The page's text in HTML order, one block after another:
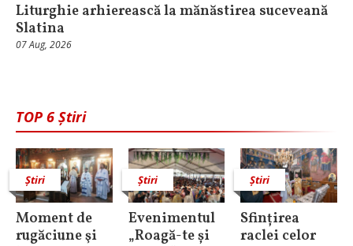
Liturghie arhierească la mănăstirea suceveană
Slatina
07 Aug, 2026
TOP 6 Știri
Știri
Moment de
rugăciune şi
Știri
Evenimentul
„Roagă-te și
Știri
Sfințirea
raclei celor